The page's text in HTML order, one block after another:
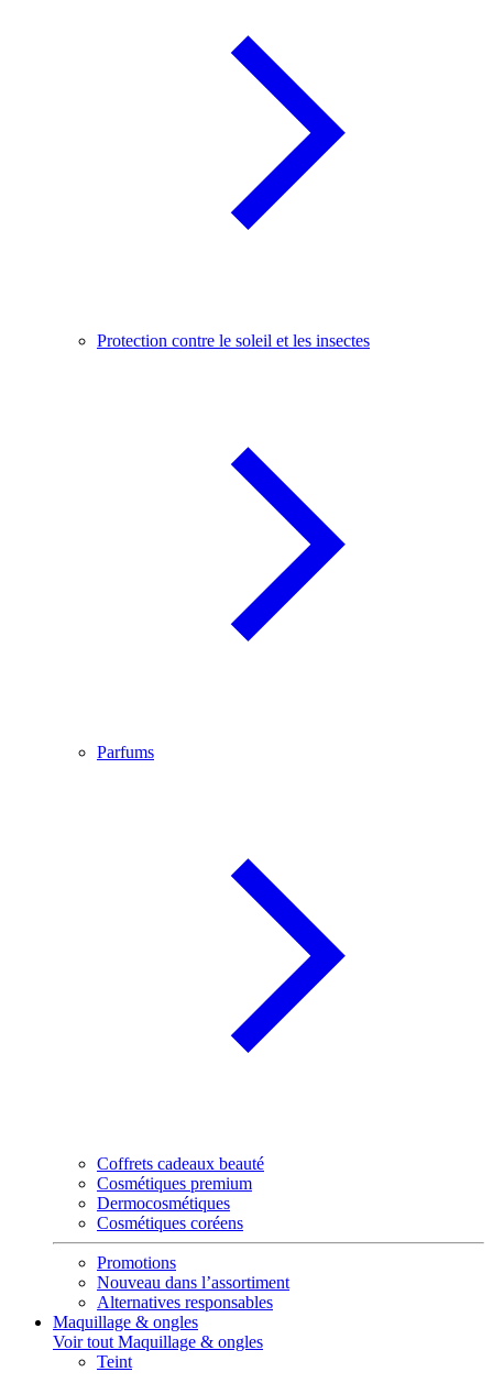
Protection contre le soleil et les insectes
Parfums
Coffrets cadeaux beauté
Cosmétiques premium
Dermocosmétiques
Cosmétiques coréens
Promotions
Nouveau dans l’assortiment
Alternatives responsables
Maquillage & ongles
Voir tout Maquillage & ongles
Teint